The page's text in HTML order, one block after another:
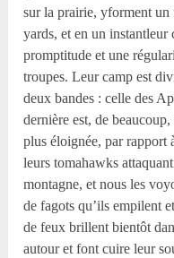
sur la prairie, yforment un
yards, et en un instantleur
promptitude et une
troupes. Leur camp est
deux bandes : celle des
dernière est, de
plus éloignée, par rapport
leurs tomahawks
montagne, et nous les
de fagots qu’ils empilent
de feux brillent bientôt
autour et font cuire leur